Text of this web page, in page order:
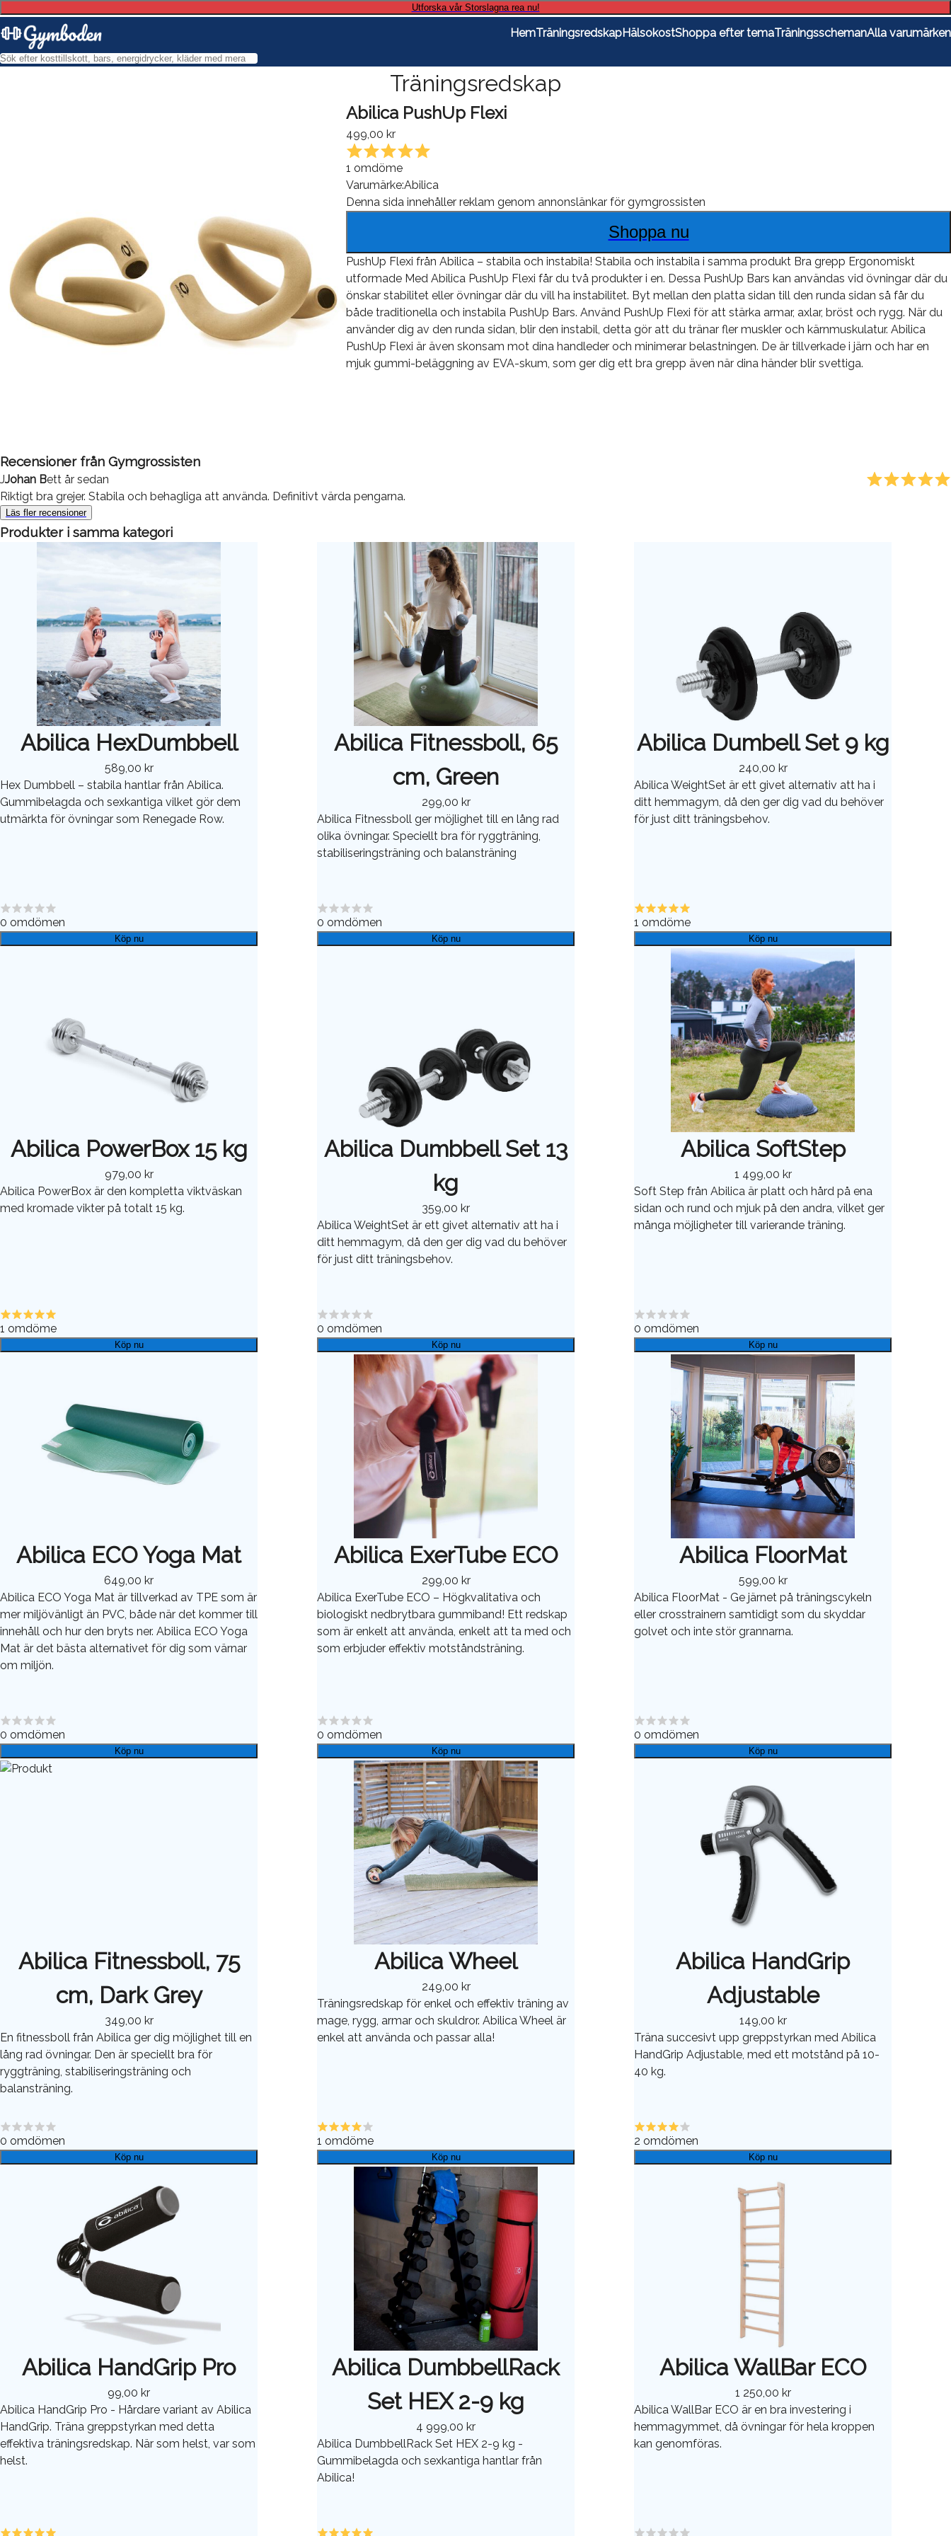
Utforska vår Storslagna rea nu!
HemTräningsredskapHälsokostShoppa efter temaTräningsschemanAlla varumärken
Träningsredskap
Abilica PushUp Flexi
499,00 kr
1 omdöme
Varumärke:Abilica
Denna sida innehåller reklam genom annonslänkar för gymgrossisten
Shoppa nu
PushUp Flexi från Abilica – stabila och instabila! Stabila och instabila i samma produkt Bra grepp Ergonomiskt
utformade Med Abilica PushUp Flexi får du två produkter i en. Dessa PushUp Bars kan användas vid övningar där du
önskar stabilitet eller övningar där du vill ha instabilitet. Byt mellan den platta sidan till den runda sidan så får du
både traditionella och instabila PushUp Bars. Använd PushUp Flexi för att stärka armar, axlar, bröst och rygg. När du
använder dig av den runda sidan, blir den instabil, detta gör att du tränar fler muskler och kärnmuskulatur. Abilica
PushUp Flexi är även skonsam mot dina handleder och minimerar belastningen. De är tillverkade i järn och har en
mjuk gummi-beläggning av EVA-skum, som ger dig ett bra grepp även när dina händer blir svettiga.
Recensioner från Gymgrossisten
JJohan Bett år sedan
Riktigt bra grejer. Stabila och behagliga att använda. Definitivt värda pengarna.
Läs fler recensioner
Produkter i samma kategori
Abilica HexDumbbell
589,00 kr
Hex Dumbbell – stabila hantlar från Abilica.
Gummibelagda och sexkantiga vilket gör dem
utmärkta för övningar som Renegade Row.
0 omdömen
Köp nu
Abilica Fitnessboll, 65
cm, Green
299,00 kr
Abilica Fitnessboll ger möjlighet till en lång rad
olika övningar. Speciellt bra för ryggträning,
stabiliseringsträning och balansträning
0 omdömen
Köp nu
Abilica Dumbell Set 9 kg
240,00 kr
Abilica WeightSet är ett givet alternativ att ha i
ditt hemmagym, då den ger dig vad du behöver
för just ditt träningsbehov.
1 omdöme
Köp nu
Abilica PowerBox 15 kg
979,00 kr
Abilica PowerBox är den kompletta viktväskan
med kromade vikter på totalt 15 kg.
1 omdöme
Köp nu
Abilica Dumbbell Set 13
kg
359,00 kr
Abilica WeightSet är ett givet alternativ att ha i
ditt hemmagym, då den ger dig vad du behöver
för just ditt träningsbehov.
0 omdömen
Köp nu
Abilica SoftStep
1 499,00 kr
Soft Step från Abilica är platt och hård på ena
sidan och rund och mjuk på den andra, vilket ger
många möjligheter till varierande träning.
0 omdömen
Köp nu
Abilica ECO Yoga Mat
649,00 kr
Abilica ECO Yoga Mat är tillverkad av TPE som är
mer miljövänligt än PVC, både när det kommer till
innehåll och hur den bryts ner. Abilica ECO Yoga
Mat är det bästa alternativet för dig som värnar
om miljön.
0 omdömen
Köp nu
Abilica ExerTube ECO
299,00 kr
Abilica ExerTube ECO – Högkvalitativa och
biologiskt nedbrytbara gummiband! Ett redskap
som är enkelt att använda, enkelt att ta med och
som erbjuder effektiv motståndsträning.
0 omdömen
Köp nu
Abilica FloorMat
599,00 kr
Abilica FloorMat - Ge järnet på träningscykeln
eller crosstrainern samtidigt som du skyddar
golvet och inte stör grannarna.
0 omdömen
Köp nu
Abilica Fitnessboll, 75
cm, Dark Grey
349,00 kr
En fitnessboll från Abilica ger dig möjlighet till en
lång rad övningar. Den är speciellt bra för
ryggträning, stabiliseringsträning och
balansträning.
0 omdömen
Köp nu
Abilica Wheel
249,00 kr
Träningsredskap för enkel och effektiv träning av
mage, rygg, armar och skuldror. Abilica Wheel är
enkel att använda och passar alla!
1 omdöme
Köp nu
Abilica HandGrip
Adjustable
149,00 kr
Träna succesivt upp greppstyrkan med Abilica
HandGrip Adjustable, med ett motstånd på 10-
40 kg.
2 omdömen
Köp nu
Abilica HandGrip Pro
99,00 kr
Abilica HandGrip Pro - Hårdare variant av Abilica
HandGrip. Träna greppstyrkan med detta
effektiva träningsredskap. När som helst, var som
helst.
Abilica DumbbellRack
Set HEX 2-9 kg
4 999,00 kr
Abilica DumbbellRack Set HEX 2-9 kg -
Gummibelagda och sexkantiga hantlar från
Abilica!
Abilica WallBar ECO
1 250,00 kr
Abilica WallBar ECO är en bra investering i
hemmagymmet, då övningar för hela kroppen
kan genomföras.